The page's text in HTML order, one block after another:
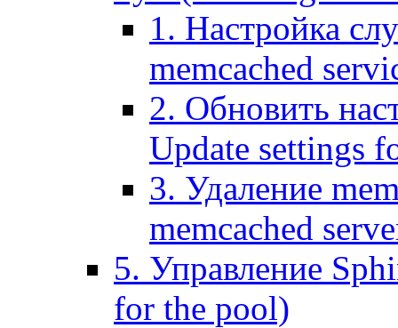
1. Настройка
memcached
2. Обновить
Update settings
3. Удаление
memcached
5. Управление
for the pool)